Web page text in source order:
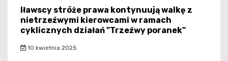
Iławscy stróże prawa kontynuują walkę z
nietrzeźwymi kierowcami w ramach
cyklicznych działań "Trzeźwy poranek"
10 kwietnia 2025